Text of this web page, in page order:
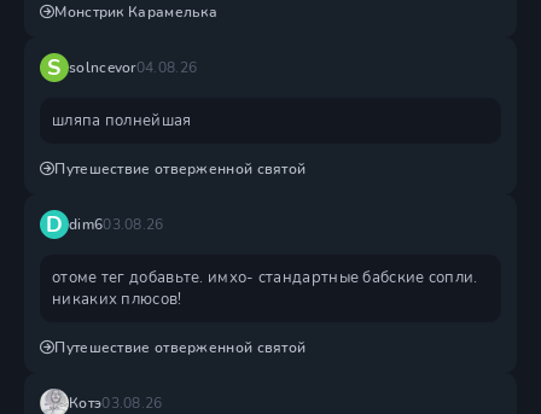
Монстрик Карамелька
S solncevor04.08.26
шляпа полнейшая
Путешествие отверженной святой
D dim603.08.26
отоме тег добавьте. имхо- стандартные бабские сопли.
никаких плюсов!
Путешествие отверженной святой
Котэ03.08.26